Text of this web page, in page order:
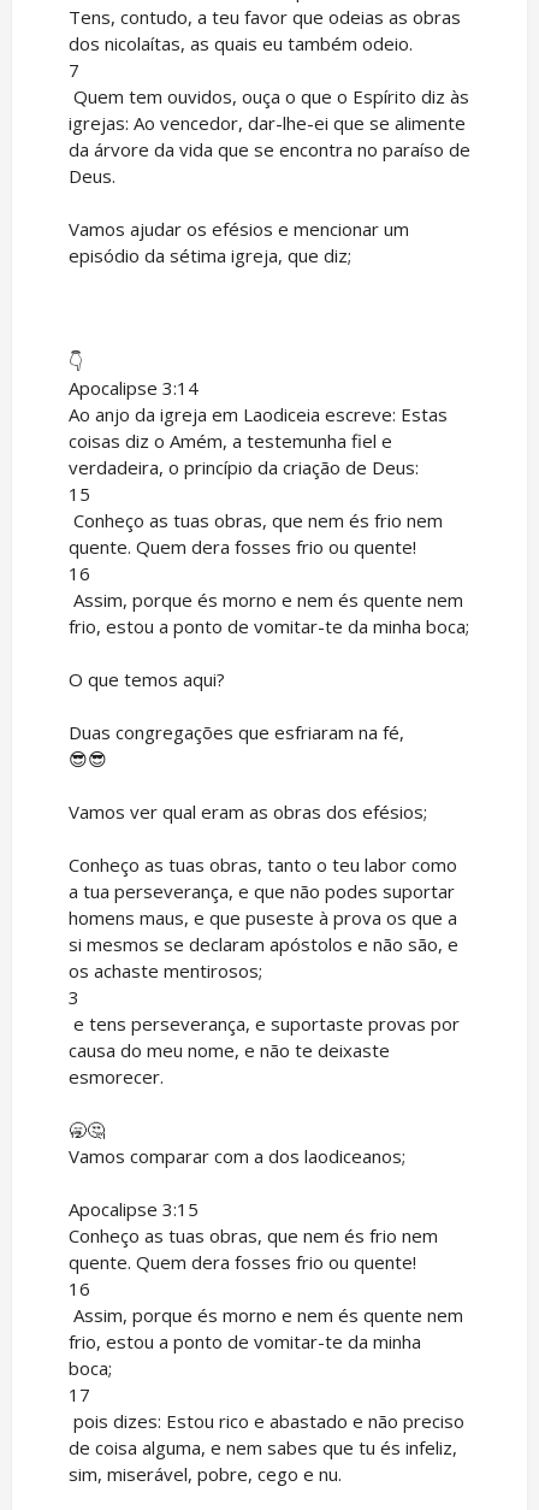
Tens, contudo, a teu favor que odeias as obras
dos nicolaítas, as quais eu também odeio.
7
Quem tem ouvidos, ouça o que o Espírito diz às
igrejas: Ao vencedor, dar-lhe-ei que se alimente
da árvore da vida que se encontra no paraíso de
Deus.
Vamos ajudar os efésios e mencionar um
episódio da sétima igreja, que diz;
👇
Apocalipse 3:14
Ao anjo da igreja em Laodiceia escreve: Estas
coisas diz o Amém, a testemunha fiel e
verdadeira, o princípio da criação de Deus:
15
Conheço as tuas obras, que nem és frio nem
quente. Quem dera fosses frio ou quente!
16
Assim, porque és morno e nem és quente nem
frio, estou a ponto de vomitar-te da minha boca;
O que temos aqui?
Duas congregações que esfriaram na fé,
😎😎
Vamos ver qual eram as obras dos efésios;
Conheço as tuas obras, tanto o teu labor como
a tua perseverança, e que não podes suportar
homens maus, e que puseste à prova os que a
si mesmos se declaram apóstolos e não são, e
os achaste mentirosos;
3
e tens perseverança, e suportaste provas por
causa do meu nome, e não te deixaste
esmorecer.
🥱🤔
Vamos comparar com a dos laodiceanos;
Apocalipse 3:15
Conheço as tuas obras, que nem és frio nem
quente. Quem dera fosses frio ou quente!
16
Assim, porque és morno e nem és quente nem
frio, estou a ponto de vomitar-te da minha
boca;
17
pois dizes: Estou rico e abastado e não preciso
de coisa alguma, e nem sabes que tu és infeliz,
sim, miserável, pobre, cego e nu.